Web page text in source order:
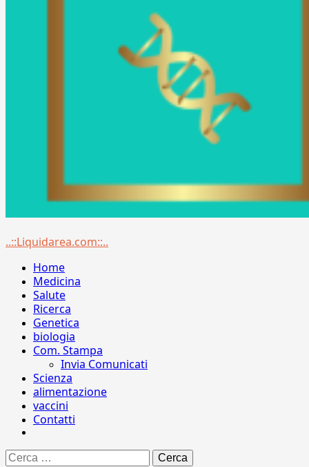
Menu
..::Liquidarea.com::..
Home
Medicina
Salute
Ricerca
Genetica
biologia
Com. Stampa
Invia Comunicati
Scienza
alimentazione
vaccini
Contatti
Ricerca